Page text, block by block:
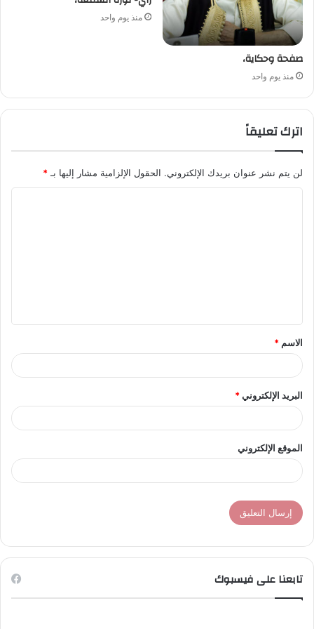
صفحة وحكاية،
منذ يوم واحد
منذ يوم واحد
اترك تعليقاً
لن يتم نشر عنوان بريدك الإلكتروني. الحقول الإلزامية مشار إليها بـ *
ق
*
الاسم *
البريد الإلكتروني*
الموقع الإلكتروني
تابعنا على فيسبوك